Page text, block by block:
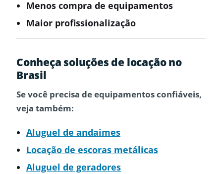
Menos compra de equipamentos
Maior profissionalização
Conheça soluções de locação no
Brasil
Se você precisa de equipamentos confiáveis,
veja também:
Aluguel de andaimes
Locação de escoras metálicas
Aluguel de geradores